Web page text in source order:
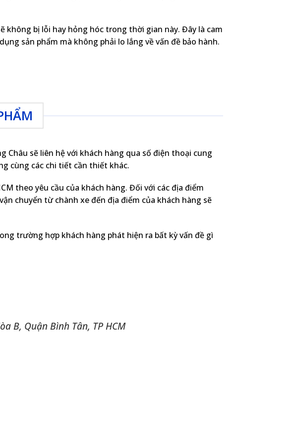
không bị lỗi hay hỏng hóc trong thời gian này. Đây là cam
sản phẩm mà không phải lo lắng về vấn đề bảo hành.
Châu sẽ liên hệ với khách hàng qua số điện thoại cung
cùng các chi tiết cần thiết khác.
theo yêu cầu của khách hàng. Đối với các địa điểm
chuyển từ chành xe đến địa điểm của khách hàng sẽ
trường hợp khách hàng phát hiện ra bất kỳ vấn đề gì
B, Quận Bình Tân, TP HCM